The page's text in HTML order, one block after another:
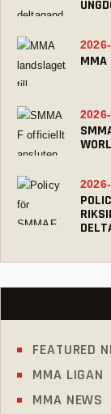
MMA
FEATURED
MMA LIGAN
MMA NEWS